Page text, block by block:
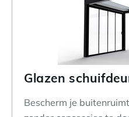
Glazen
Bescherm je